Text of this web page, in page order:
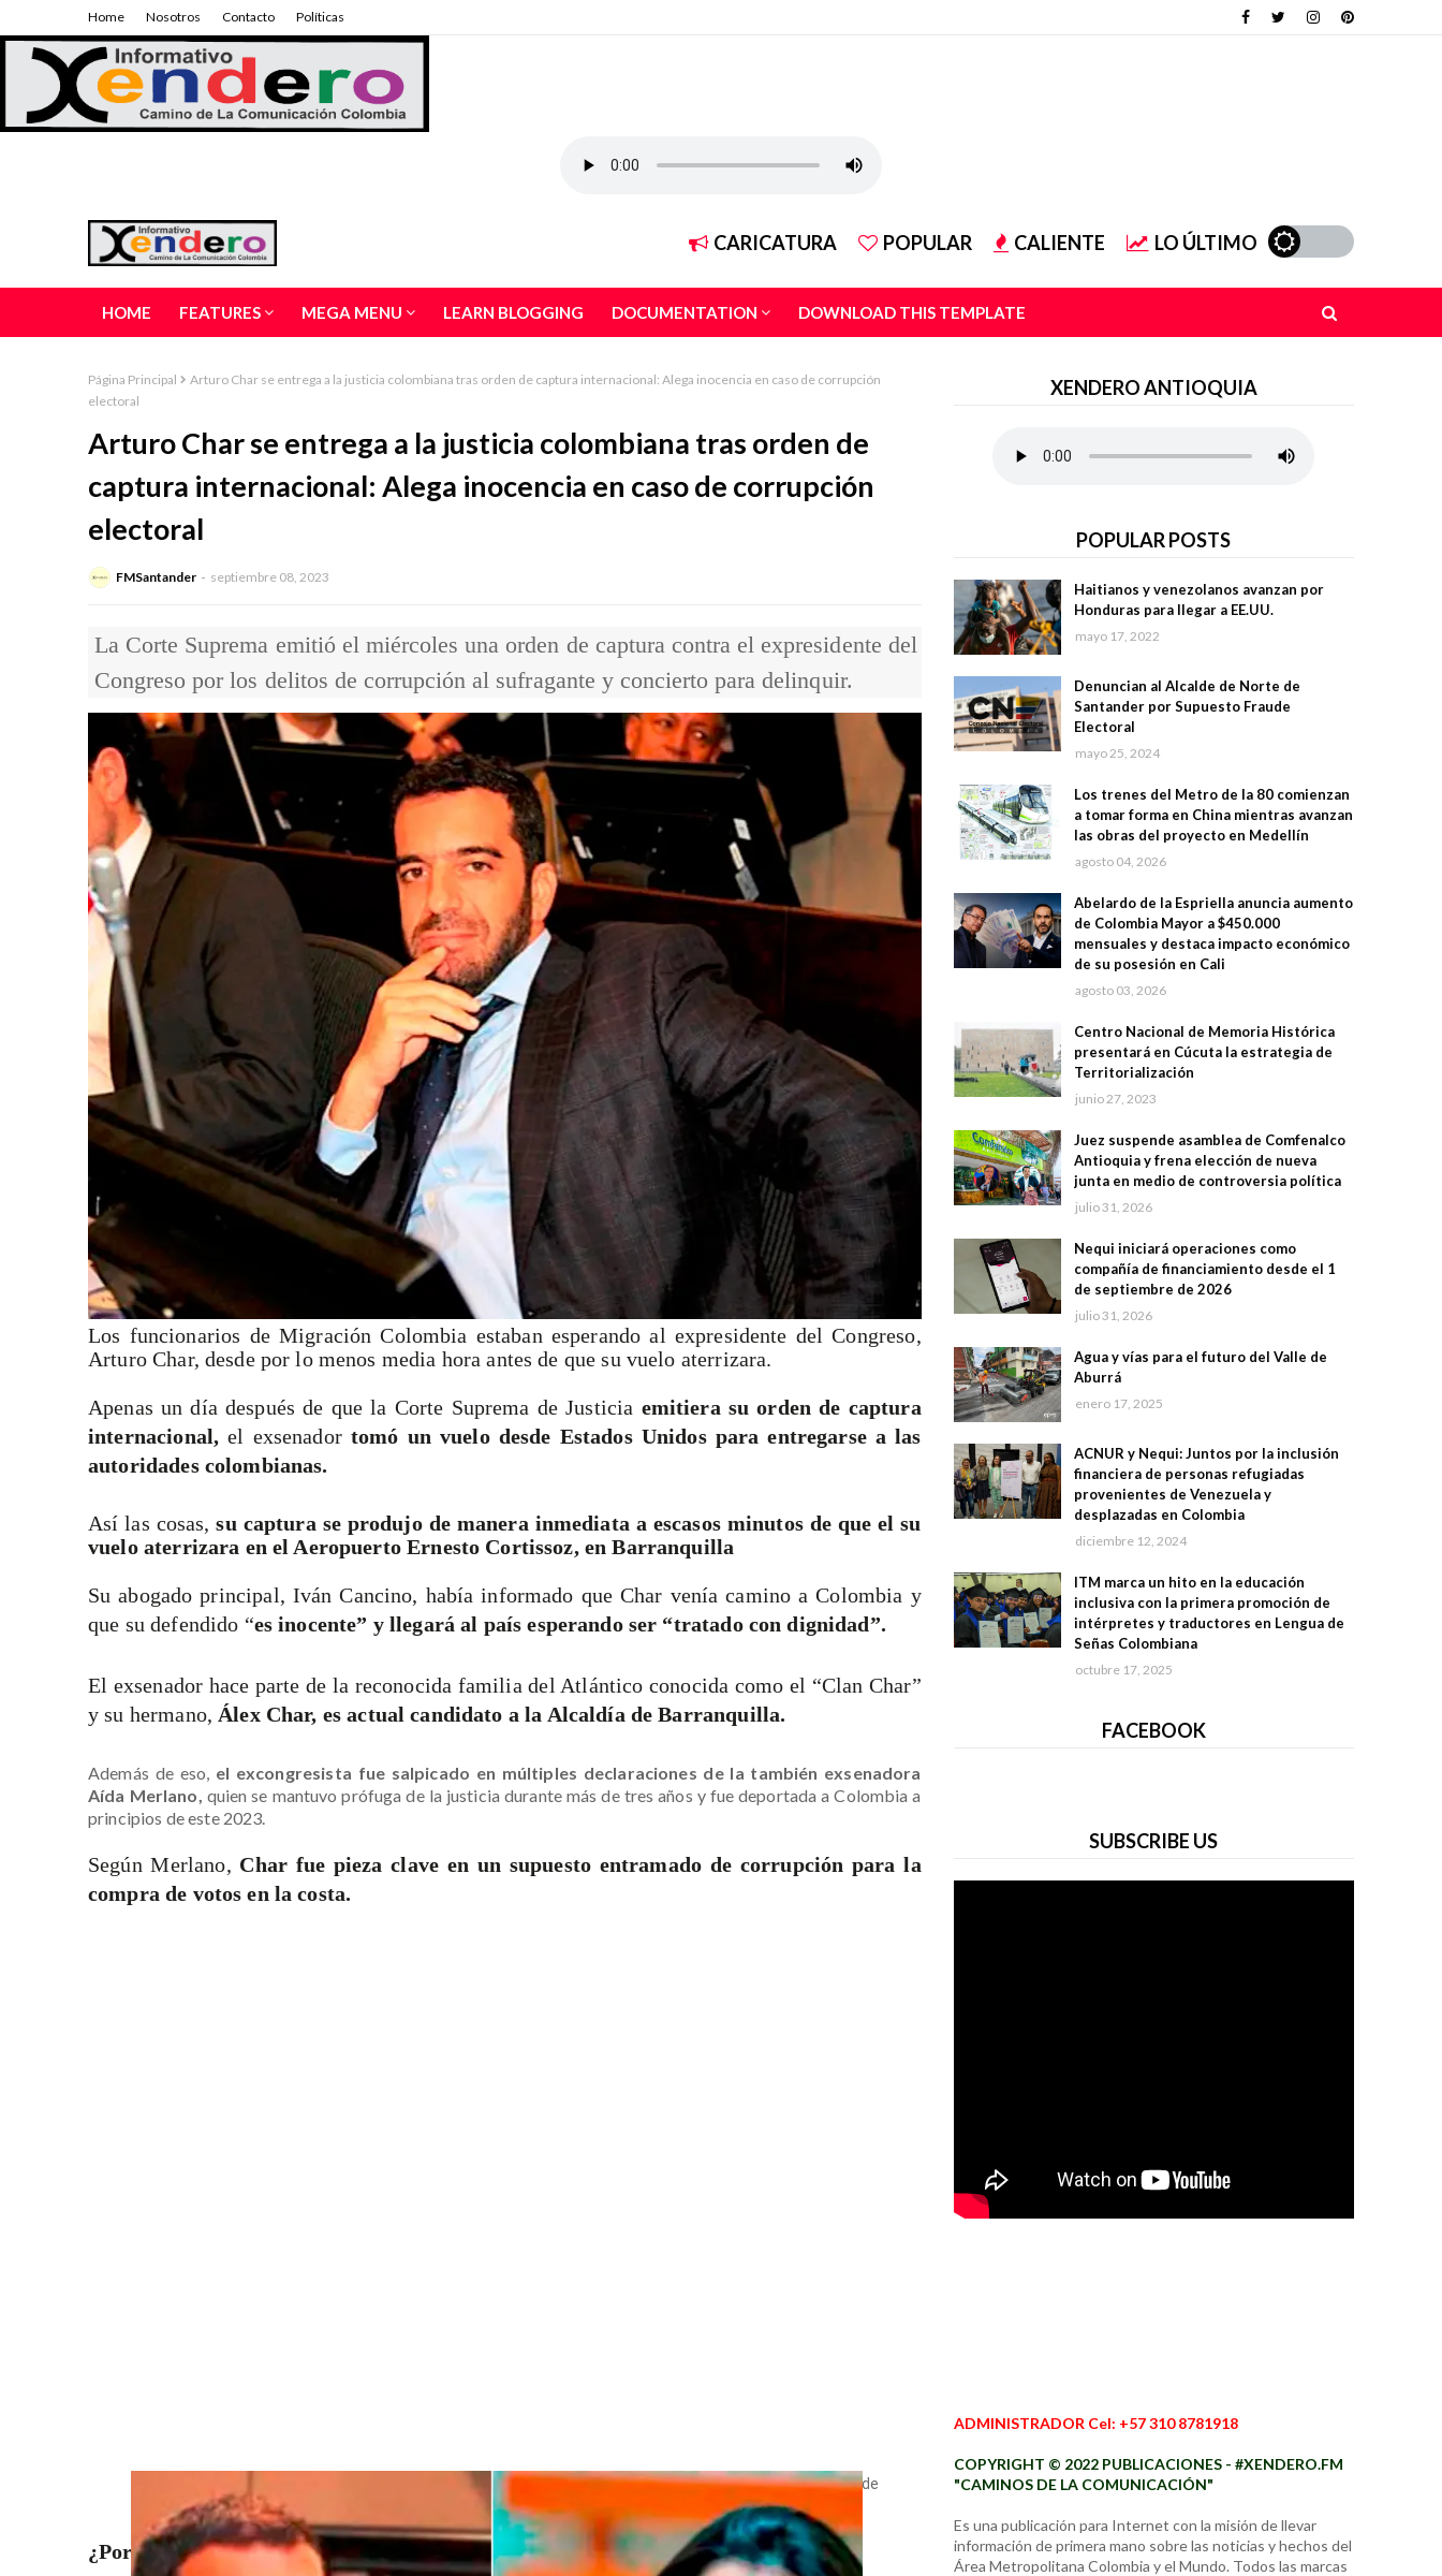
Home Nosotros Contacto Políticas
CARICATURA POPULAR CALIENTE LO ÚLTIMO
HOME FEATURES MEGA MENU LEARN BLOGGING DOCUMENTATION DOWNLOAD THIS TEMPLATE
Página Principal
Arturo Char se entrega a la justicia colombiana tras orden de captura internacional: Alega inocencia en caso de corrupción
electoral
Arturo Char se entrega a la justicia colombiana tras orden de
captura internacional: Alega inocencia en caso de corrupción
electoral
FMSantander septiembre 08, 2023
La Corte Suprema emitió el miércoles una orden de captura contra el expresidente del
Congreso por los delitos de corrupción al sufragante y concierto para delinquir.
Los funcionarios de Migración Colombia estaban esperando al expresidente del Congreso,
Arturo Char, desde por lo menos media hora antes de que su vuelo aterrizara.
Apenas un día después de que la Corte Suprema de Justicia emitiera su orden de captura
internacional, el exsenador tomó un vuelo desde Estados Unidos para entregarse a las
autoridades colombianas.
Así las cosas, su captura se produjo de manera inmediata a escasos minutos de que el su
vuelo aterrizara en el Aeropuerto Ernesto Cortissoz, en Barranquilla
Su abogado principal, Iván Cancino, había informado que Char venía camino a Colombia y
que su defendido “es inocente” y llegará al país esperando ser “tratado con dignidad”.
El exsenador hace parte de la reconocida familia del Atlántico conocida como el “Clan Char”
y su hermano,Álex Char, es actual candidato a la Alcaldía de Barranquilla.
Además de eso, el excongresista fue salpicado en múltiples declaraciones de la también exsenadora
Aída Merlano, quien se mantuvo prófuga de la justicia durante más de tres años y fue deportada a Colombia a
principios de este 2023.
Según Merlano, Char fue pieza clave en un supuesto entramado de corrupción para la
compra de votos en la costa.
El expresidente del Congreso, Arturo Char, y la exsenadora Aída Merlano. Ambos acusados de compra de
votos. FOTO: COLPRENSA
¿Por qué la Corte Suprema ordenó capturar a Char?
XENDERO ANTIOQUIA
POPULAR POSTS
Haitianos y venezolanos avanzan por
Honduras para llegar a EE.UU.
mayo 17, 2022
Denuncian al Alcalde de Norte de
Santander por Supuesto Fraude
Electoral
mayo 25, 2024
Los trenes del Metro de la 80 comienzan
a tomar forma en China mientras avanzan
las obras del proyecto en Medellín
agosto 04, 2026
Abelardo de la Espriella anuncia aumento
de Colombia Mayor a $450.000
mensuales y destaca impacto económico
de su posesión en Cali
agosto 03, 2026
Centro Nacional de Memoria Histórica
presentará en Cúcuta la estrategia de
Territorialización
junio 27, 2023
Juez suspende asamblea de Comfenalco
Antioquia y frena elección de nueva
junta en medio de controversia política
julio 31, 2026
Nequi iniciará operaciones como
compañía de financiamiento desde el 1
de septiembre de 2026
julio 31, 2026
Agua y vías para el futuro del Valle de
Aburrá
enero 17, 2025
ACNUR y Nequi: Juntos por la inclusión
financiera de personas refugiadas
provenientes de Venezuela y
desplazadas en Colombia
diciembre 12, 2024
ITM marca un hito en la educación
inclusiva con la primera promoción de
intérpretes y traductores en Lengua de
Señas Colombiana
octubre 17, 2025
FACEBOOK
SUBSCRIBE US
ADMINISTRADOR Cel: +57 310 8781918
COPYRIGHT © 2022 PUBLICACIONES - #XENDERO.FM
"CAMINOS DE LA COMUNICACIÓN"
Es una publicación para Internet con la misión de llevar
información de primera mano sobre las noticias y hechos del
Área Metropolitana Colombia y el Mundo. Todos las marcas